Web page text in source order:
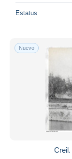
Estatus
Nuevo